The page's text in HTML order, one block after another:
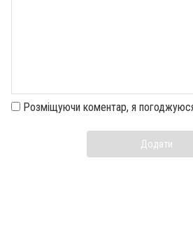
Розміщуючи коментар, я
Додати